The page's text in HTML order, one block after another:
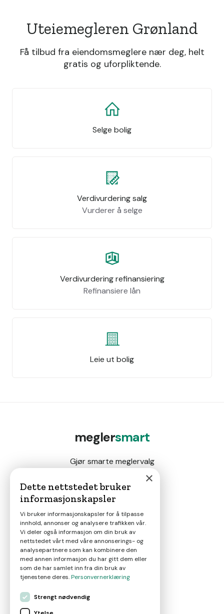
Uteiemegleren Grønland
Få tilbud fra eiendomsmeglere nær deg, helt
gratis og uforpliktende.
Selge bolig
Verdivurdering salg
Vurderer å selge
Verdivurdering refinansiering
Refinansiere lån
Leie ut bolig
meglersmart
Gjør smarte meglervalg
Magasin
Nyheter
Om oss
×
Dette nettstedet bruker
informasjonskapsler
Vi bruker informasjonskapsler for å tilpasse
innhold, annonser og analysere trafikken vår.
Vi deler også informasjon om din bruk av
nettstedet vårt med våre annonserings- og
analysepartnere som kan kombinere den
med annen informasjon du har gitt dem eller
som de har samlet inn fra din bruk av
tjenestene deres.Personvernerklæring
Strengt nødvendig